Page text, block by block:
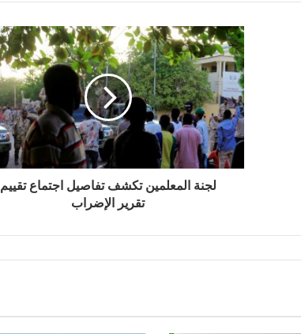
لجنة المعلمين تكشف تفاصيل اجتماع تقييم
تقرير الإضراب